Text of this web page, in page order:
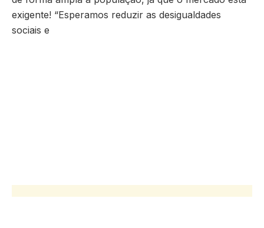
exigente! “Esperamos reduzir as desigualdades
sociais e